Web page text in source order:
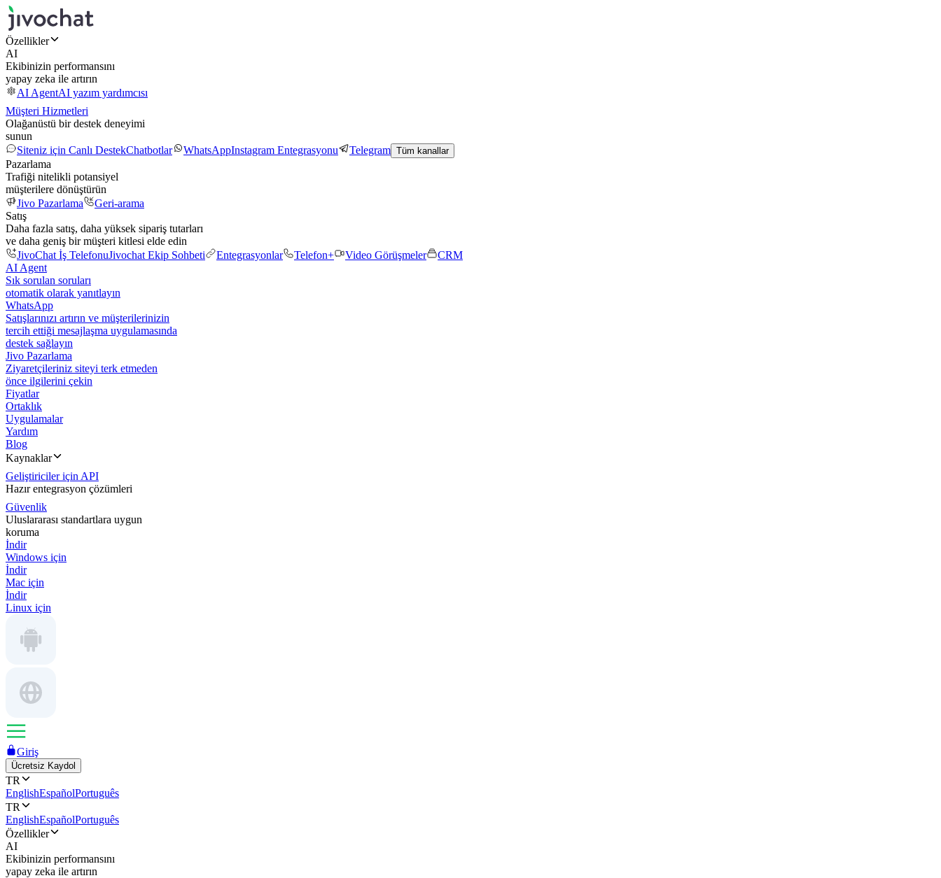
Özellikler
AI
Ekibinizin performansını
yapay zeka ile artırın
AI AgentAI yazım yardımcısı
Müşteri Hizmetleri
Olağanüstü bir destek deneyimi
sunun
Siteniz için Canlı DestekChatbotlar WhatsAppInstagram Entegrasyonu Telegram Tüm kanallar
Pazarlama
Trafiği nitelikli potansiyel
müşterilere dönüştürün
Jivo Pazarlama
Geri-arama
Satış
Daha fazla satış, daha yüksek sipariş tutarları
ve daha geniş bir müşteri kitlesi elde edin
JivoChat İş TelefonuJivochat Ekip Sohbeti Entegrasyonlar Telefon+ Video Görüşmeler
CRM
AI Agent
Sık sorulan soruları
otomatik olarak yanıtlayın
WhatsApp
Satışlarınızı artırın ve müşterilerinizin
tercih ettiği mesajlaşma uygulamasında
destek sağlayın
Jivo Pazarlama
Ziyaretçileriniz siteyi terk etmeden
önce ilgilerini çekin
Fiyatlar
Ortaklık
Uygulamalar
Yardım
Blog
Kaynaklar
Geliştiriciler için API
Hazır entegrasyon çözümleri
Güvenlik
Uluslararası standartlara uygun
koruma
İndir
Windows için
İndir
Mac için
İndir
Linux için
Giriş
Ücretsiz Kaydol
TR
EnglishEspañolPortuguês
TR
EnglishEspañolPortuguês
Özellikler
AI
Ekibinizin performansını
yapay zeka ile artırın